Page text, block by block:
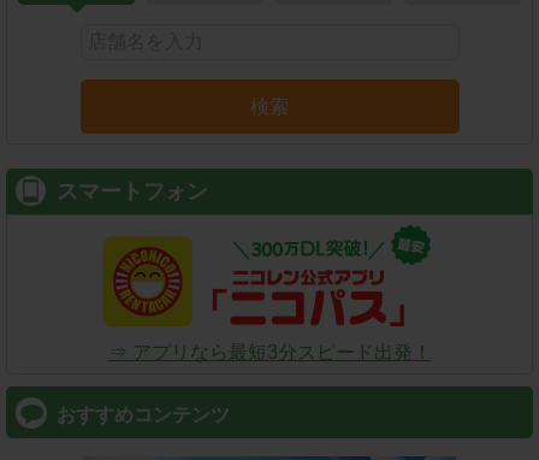
検索
スマートフォン
⇒ アプリなら最短3分スピード出発！
おすすめコンテンツ